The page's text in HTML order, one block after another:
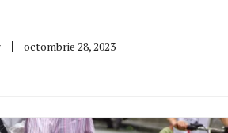
octombrie 28, 2023